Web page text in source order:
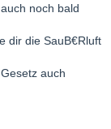
noch bald
dir die SauB€Rluft
auch